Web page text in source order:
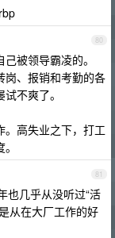
80
被领导霸凌的。
岗、报销和考勤的各
不爽了。
。高失业之下，打工
81
也几乎从没听过“活
从在大厂工作的好